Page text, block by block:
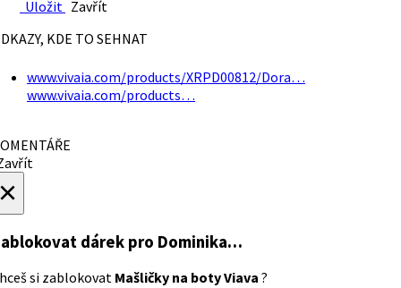
Uložit Zavřít
KDE TO SEHNAT
www.vivaia.com/products/XRPD00812/Dora…
www.vivaia.com/products…
dárek pro Dominika…
si zablokovat Mašličky na boty Viava ?